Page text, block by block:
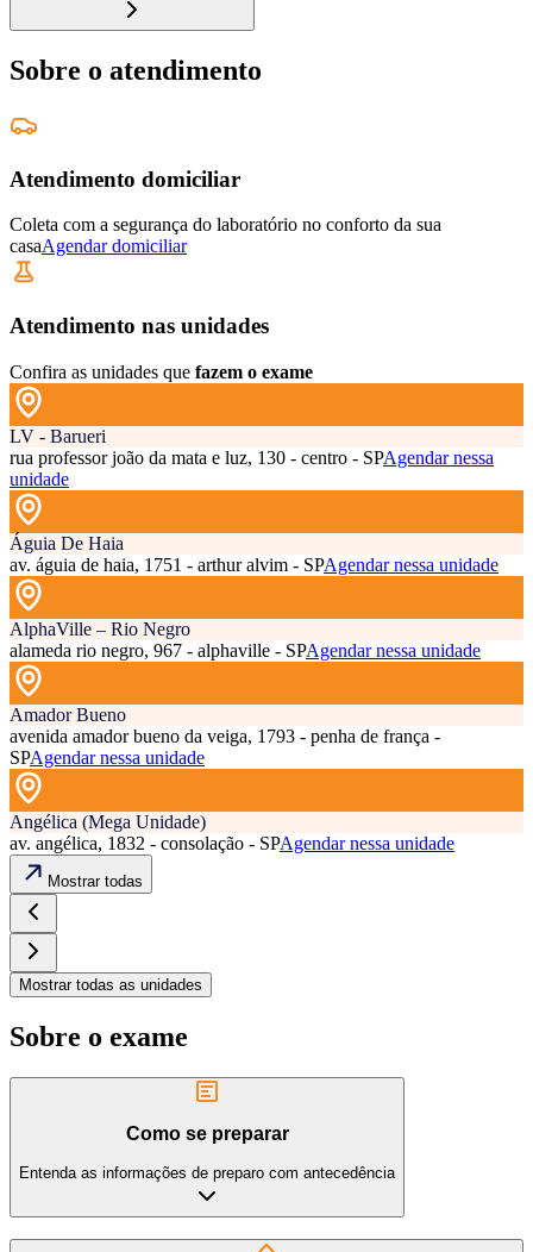
Sobre o atendimento
Atendimento domiciliar
Coleta com a segurança do laboratório no conforto da sua
casaAgendar domiciliar
Atendimento nas unidades
Confira as unidades que fazem o exame
LV - Barueri
rua professor joão da mata e luz, 130 - centro - SPAgendar nessa
unidade
Águia De Haia
av. águia de haia, 1751 - arthur alvim - SPAgendar nessa unidade
AlphaVille – Rio Negro
alameda rio negro, 967 - alphaville - SPAgendar nessa unidade
Amador Bueno
avenida amador bueno da veiga, 1793 - penha de frança -
SPAgendar nessa unidade
Angélica (Mega Unidade)
av. angélica, 1832 - consolação - SPAgendar nessa unidade
Mostrar todas
Mostrar todas as unidades
Sobre o exame
Como se preparar
Entenda as informações de preparo com antecedência